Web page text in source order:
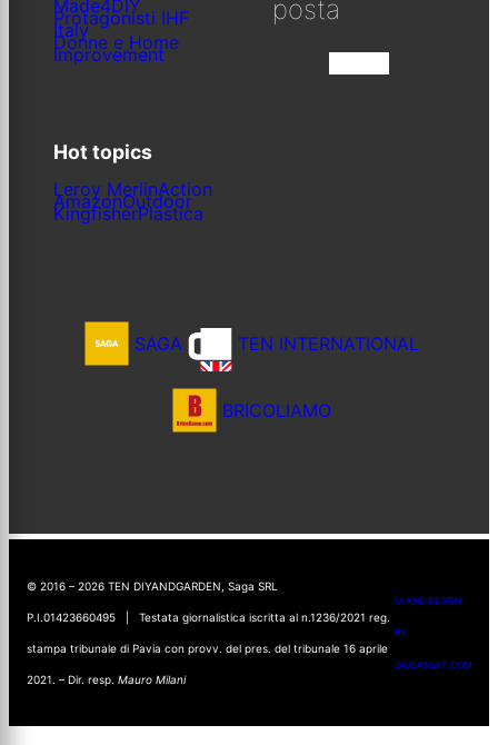
Made4DIY
Protagonisti IHF
Italy
Donne e Home
Improvement
Hot topics
Leroy MerlinAction
AmazonOutdoor
KingfisherPlastica
posta
SAGA TEN INTERNATIONAL
BRICOLIAMO
© 2016 – 2026 TEN DIYANDGARDEN, Saga SRL
P.I.01423660495 | Testata giornalistica iscritta al n.1236/2021 reg.
stampa tribunale di Pavia con provv. del pres. del tribunale 16 aprile
2021. – Dir. resp. Mauro Milani
UI AND DESIGN
BY
GIUDANSKY.COM